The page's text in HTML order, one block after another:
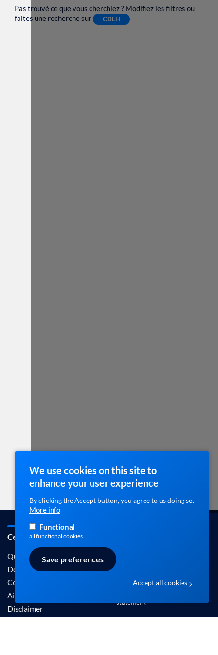
Pas trouvé ce que vous cherchiez ? Modifiez les filtres ou
faites une recherche sur
CDLH
Cebam / ebpracticenet
Qui sommes-nous
Documentation
Contact
Aide
Disclaimer
statement
We use cookies on this site to
enhance your user experience
By clicking the Accept button, you agree to us doing so.
More info
Functional
all functional cookies
Save preferences
Accept all cookies